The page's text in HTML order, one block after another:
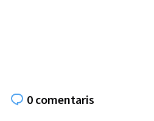
0 comentaris